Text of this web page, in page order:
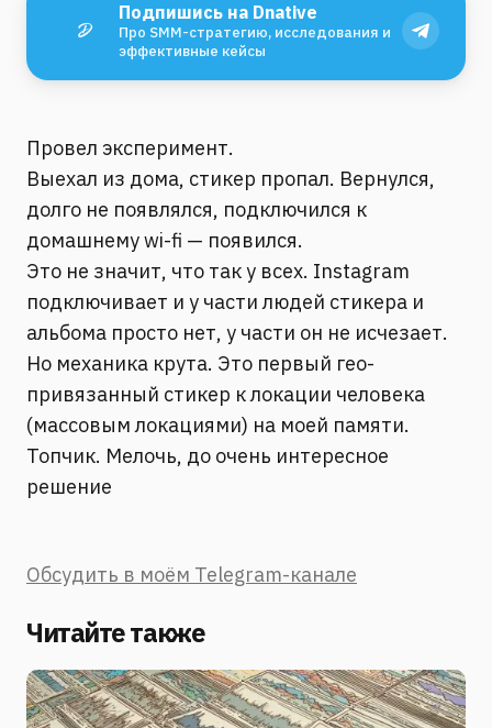
Подпишись на Dnative
Про SMM-стратегию, исследования и
эффективные кейсы
Провел эксперимент.
Выехал из дома, стикер пропал. Вернулся,
долго не появлялся, подключился к
домашнему wi-fi — появился.
Это не значит, что так у всех. Instagram
подключивает и у части людей стикера и
альбома просто нет, у части он не исчезает.
Но механика крута. Это первый гео-
привязанный стикер к локации человека
(массовым локациями) на моей памяти.
Топчик. Мелочь, до очень интересное
решение
Обсудить в моём Telegram-канале
Читайте также